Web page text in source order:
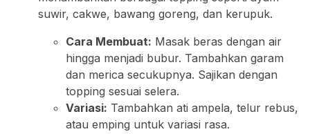
suwir, cakwe, bawang goreng, dan kerupuk.
Cara Membuat: Masak beras dengan air
hingga menjadi bubur. Tambahkan garam
dan merica secukupnya. Sajikan dengan
topping sesuai selera.
Variasi: Tambahkan ati ampela, telur rebus,
atau emping untuk variasi rasa.